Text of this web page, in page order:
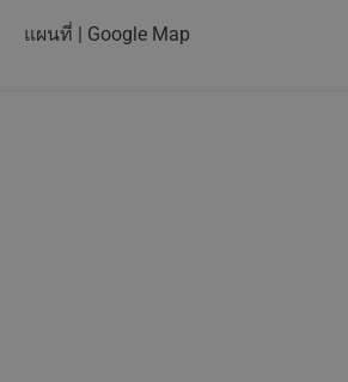
แผนที่ | Google Map